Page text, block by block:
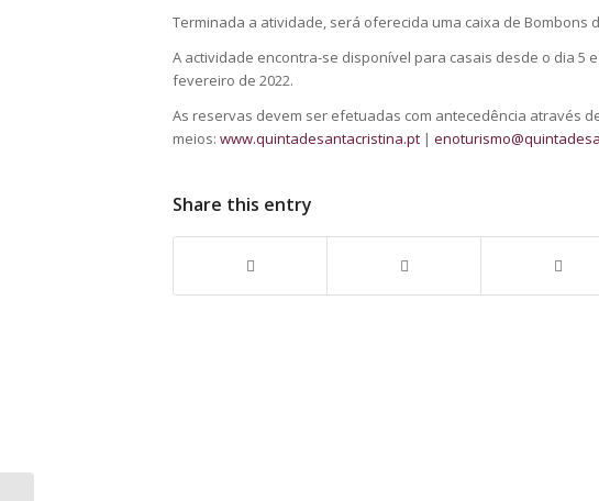
Terminada a atividade, será oferecida uma caixa de Bombons
A actividade encontra-se disponível para casais desde o dia 5 e
fevereiro de 2022.
As reservas devem ser efetuadas com antecedência através
meios: www.quintadesantacristina.pt |
Share this entry